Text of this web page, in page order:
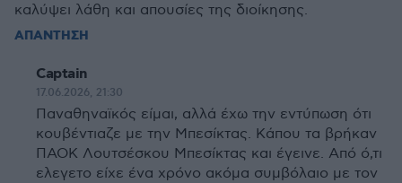
καλύψει λάθη και απουσίες της διοίκησης.
ΑΠΑΝΤΗΣΗ
Captain
17.06.2026, 21:30
Παναθηναϊκός είμαι, αλλά έχω την εντύπωση ότι
κουβέντιαζε με την Μπεσίκτας. Κάπου τα βρήκαν
ΠΑΟΚ Λουτσέσκου Μπεσίκτας και έγεινε. Από ό,τι
ελεγετο είχε ένα χρόνο ακόμα συμβόλαιο με τον